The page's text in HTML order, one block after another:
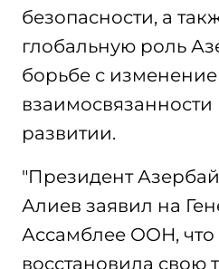
безопасности, а
глобальную роль
борьбе с
развитии.
"Президент
Алиев заявил на
Ассамблее ООН, что
восстановила свою